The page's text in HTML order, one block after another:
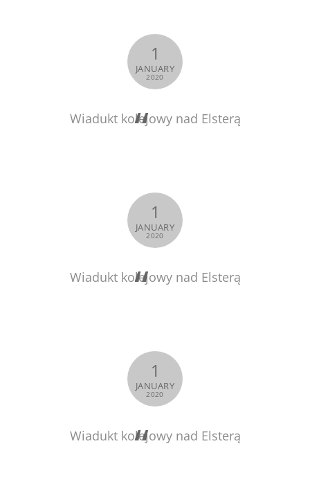
1
JANUARY
2020
Wiadukt kolejowy nad Elsterą
1
JANUARY
2020
Wiadukt kolejowy nad Elsterą
1
JANUARY
2020
Wiadukt kolejowy nad Elsterą